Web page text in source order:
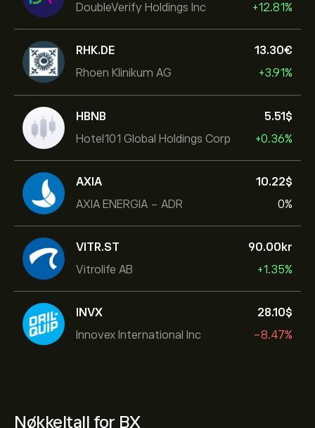
DoubleVerify Holdings Inc
+12.81%
RHK.DE
Rhoen Klinikum AG
13.30‎€‎
+3.91%
HBNB
Hotel101 Global Holdings Corp
5.51‎$‎
+0.36%
AXIA
AXIA ENERGIA - ADR
10.22‎$‎
0%
VITR.ST
Vitrolife AB
90.00‎kr‎
+1.35%
INVX
Innovex International Inc
28.10‎$‎
-8.47%
Nøkkeltall for BX